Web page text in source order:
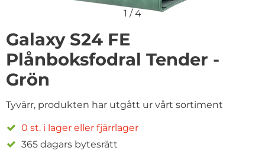
1 /4
Galaxy S24 FE
Plånboksfodral Tender -
Grön
Tyvärr, produkten har utgått ur vårt sortiment
0 st. i lager eller fjärrlager
365 dagars bytesrätt